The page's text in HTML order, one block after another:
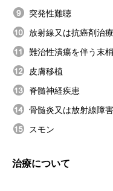
突発性難聴
放射線又は抗癌剤治
難治性潰瘍を伴う末
皮膚移植
脊髄神経疾患
骨髄炎又は放射線障害
スモン
治療について